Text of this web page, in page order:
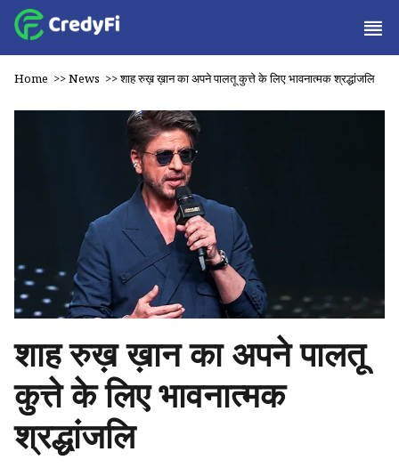
Home >>News >>शाह रुख़ ख़ान का अपने पालतू कुत्ते के लिए भावनात्मक श्रद्धांजलि
शाह रुख़ ख़ान का अपने पालतू
कुत्ते के लिए भावनात्मक
श्रद्धांजलि